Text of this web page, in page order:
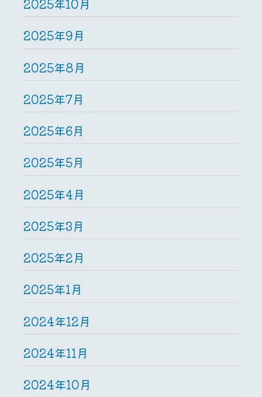
2025年10月
2025年9月
2025年8月
2025年7月
2025年6月
2025年5月
2025年4月
2025年3月
2025年2月
2025年1月
2024年12月
2024年11月
2024年10月